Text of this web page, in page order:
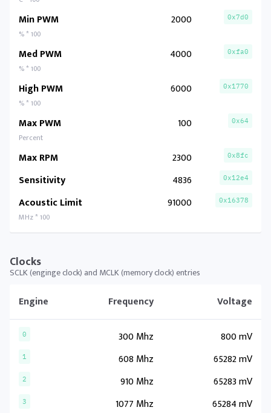
Min PWM
% * 100
2000 0x7d0
Med PWM
% * 100
4000 0xfa0
High PWM
% * 100
6000 0x1770
Max PWM
Percent
100 0x64
Max RPM 2300 0x8fc
Sensitivity 4836 0x12e4
Acoustic Limit
MHz * 100
91000 0x16378
Clocks
SCLK (enginge clock) and MCLK (memory clock) entries
Engine Frequency Voltage
0 300 Mhz 800 mV
1 608 Mhz 65282 mV
2 910 Mhz 65283 mV
3 1077 Mhz 65284 mV